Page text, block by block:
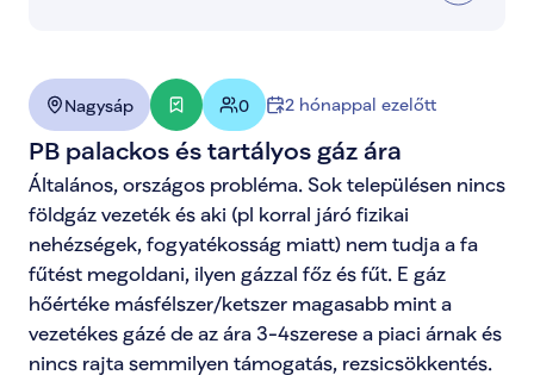
Nagysáp 0 2 hónappal ezelőtt
PB palackos és tartályos gáz ára
Általános, országos probléma. Sok településen nincs
földgáz vezeték és aki (pl korral járó fizikai
nehézségek, fogyatékosság miatt) nem tudja a fa
fűtést megoldani, ilyen gázzal főz és fűt. E gáz
hőértéke másfélszer/ketszer magasabb mint a
vezetékes gázé de az ára 3-4szerese a piaci árnak és
nincs rajta semmilyen támogatás, rezsicsökkentés.